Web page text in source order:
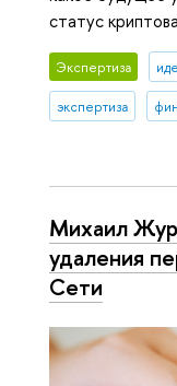
статус
Экспертиза
экспертиза
Михаил
удаления
Сети